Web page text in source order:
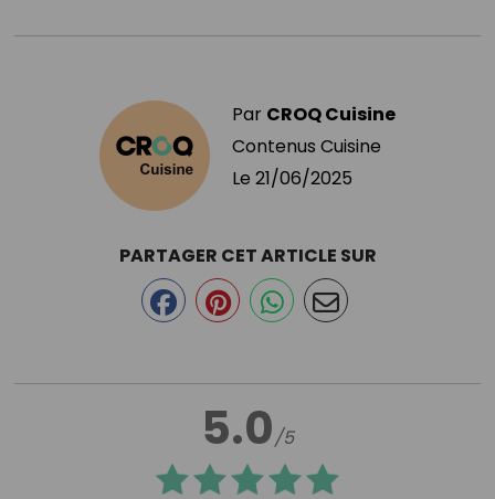
Par CROQ Cuisine
Contenus Cuisine
Le 21/06/2025
5.0/5
PARTAGER CET ARTICLE SUR